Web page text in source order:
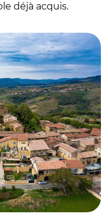
déjà acquis.